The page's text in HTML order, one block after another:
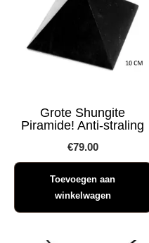
Grote Shungite
Piramide! Anti-straling
€79.00
Toevoegen aan
winkelwagen